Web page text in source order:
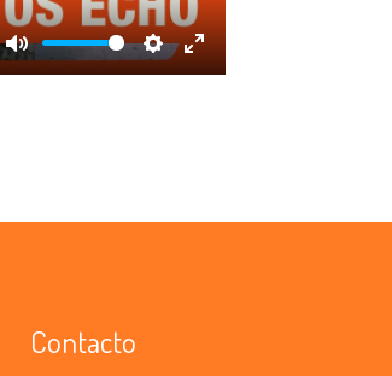
Mute Settings
Enter
Contacto